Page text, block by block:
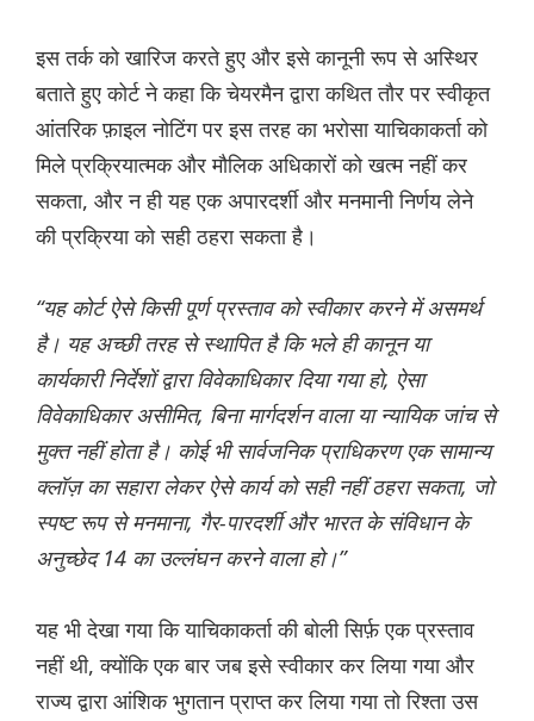
इस तर्क को खारिज करते हुए और इसे कानूनी रूप से अस्थिर
बताते हुए कोर्ट ने कहा कि चेयरमैन द्वारा कथित तौर पर स्वीकृत
आंतरिक फ़ाइल नोटिंग पर इस तरह का भरोसा याचिकाकर्ता को
मिले प्रक्रियात्मक और मौलिक अधिकारों को खत्म नहीं कर
सकता, और न ही यह एक अपारदर्शी और मनमानी निर्णय लेने
की प्रक्रिया को सही ठहरा सकता है।
“यह कोर्ट ऐसे किसी पूर्ण प्रस्ताव को स्वीकार करने में असमर्थ
है। यह अच्छी तरह से स्थापित है कि भले ही कानून या
कार्यकारी निर्देशों द्वारा विवेकाधिकार दिया गया हो, ऐसा
विवेकाधिकार असीमित, बिना मार्गदर्शन वाला या न्यायिक जांच से
मुक्त नहीं होता है। कोई भी सार्वजनिक प्राधिकरण एक सामान्य
क्लॉज़ का सहारा लेकर ऐसे कार्य को सही नहीं ठहरा सकता, जो
स्पष्ट रूप से मनमाना, गैर-पारदर्शी और भारत के संविधान के
अनुच्छेद 14 का उल्लंघन करने वाला हो।”
यह भी देखा गया कि याचिकाकर्ता की बोली सिर्फ़ एक प्रस्ताव
नहीं थी, क्योंकि एक बार जब इसे स्वीकार कर लिया गया और
राज्य द्वारा आंशिक भुगतान प्राप्त कर लिया गया तो रिश्ता उस